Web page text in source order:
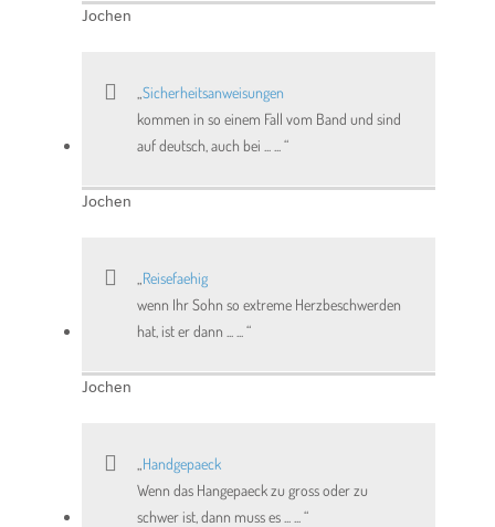
Jochen
Sicherheitsanweisungen
kommen in so einem Fall vom Band und sind
auf deutsch, auch bei ... ...
Jochen
Reisefaehig
wenn Ihr Sohn so extreme Herzbeschwerden
hat, ist er dann ... ...
Jochen
Handgepaeck
Wenn das Hangepaeck zu gross oder zu
schwer ist, dann muss es ... ...